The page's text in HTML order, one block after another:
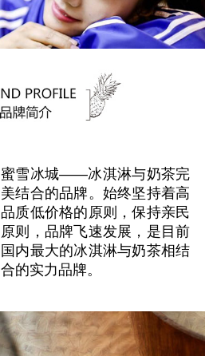
蜜雪冰城——冰淇淋与奶茶完
美结合的品牌。始终坚持着高
品质低价格的原则，保持亲民
原则，品牌飞速发展，是目前
国内最大的冰淇淋与奶茶相结
合的实力品牌。